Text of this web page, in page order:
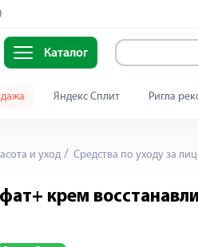
Каталог
Яндекс Сплит Ригла
и уход Средства по уходу за
крем